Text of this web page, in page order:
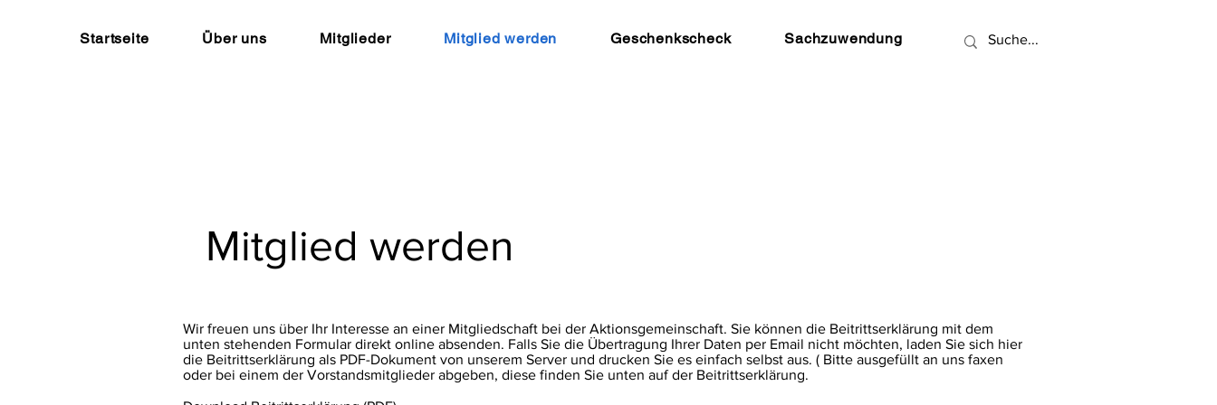
Startseite Über uns Mitglieder Mitglied werden Geschenkscheck Sachzuwendung
Mitglied werden
Wir freuen uns über Ihr Interesse an einer Mitgliedschaft bei der Aktionsgemeinschaft. Sie können die Beitrittserklärung mit dem
unten stehenden Formular direkt online absenden. Falls Sie die Übertragung Ihrer Daten per Email nicht möchten, laden Sie sich hier
die Beitrittserklärung als PDF-Dokument von unserem Server und drucken Sie es einfach selbst aus. ( Bitte ausgefüllt an uns faxen
oder bei einem der Vorstandsmitglieder abgeben, diese finden Sie unten auf der Beitrittserklärung.